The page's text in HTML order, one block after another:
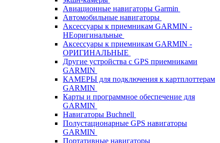
Авиационные навигаторы Garmin
Автомобильные навигаторы
Аксессуары к приемникам GARMIN -
НЕоригинальные
Аксессуары к приемникам GARMIN -
ОРИГИНАЛЬНЫЕ
Другие устройства с GPS приемниками
GARMIN
КАМЕРЫ для подключения к картплоттерам
GARMIN
Карты и программное обеспечение для
GARMIN
Навигаторы Buchnell
Полустационарные GPS навигаторы
GARMIN
Портативные навигаторы